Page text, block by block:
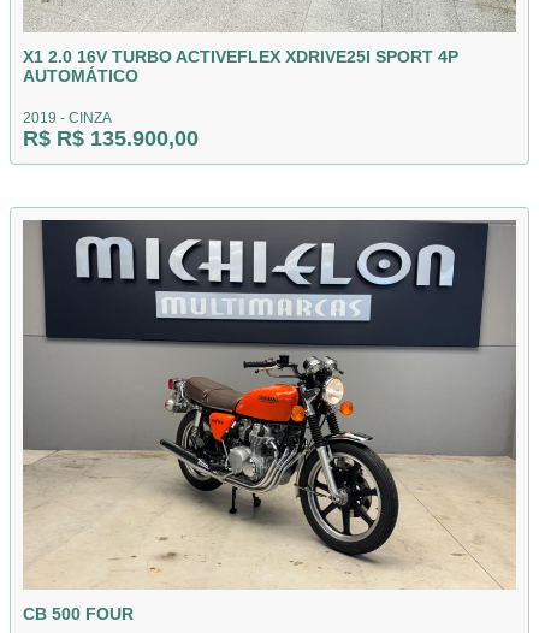
X1 2.0 16V TURBO ACTIVEFLEX XDRIVE25I SPORT 4P
AUTOMÁTICO
2019 - CINZA
R$ R$ 135.900,00
CB 500 FOUR